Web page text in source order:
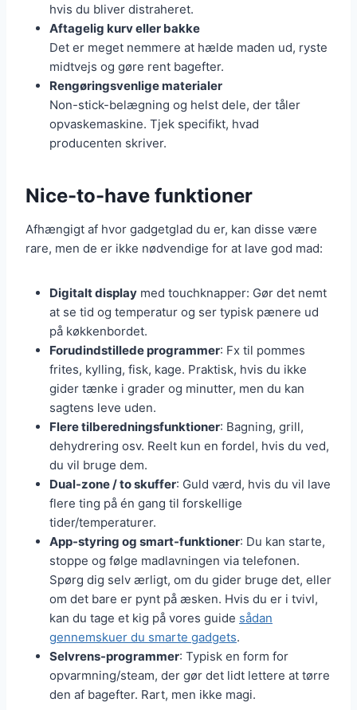
hvis du bliver distraheret.
Aftagelig kurv eller bakke
Det er meget nemmere at hælde maden ud, ryste
midtvejs og gøre rent bagefter.
Rengøringsvenlige materialer
Non-stick-belægning og helst dele, der tåler
opvaskemaskine. Tjek specifikt, hvad
producenten skriver.
Nice-to-have funktioner
Afhængigt af hvor gadgetglad du er, kan disse være
rare, men de er ikke nødvendige for at lave god mad:
Digitalt display med touchknapper: Gør det nemt
at se tid og temperatur og ser typisk pænere ud
på køkkenbordet.
Forudindstillede programmer: Fx til pommes
frites, kylling, fisk, kage. Praktisk, hvis du ikke
gider tænke i grader og minutter, men du kan
sagtens leve uden.
Flere tilberedningsfunktioner: Bagning, grill,
dehydrering osv. Reelt kun en fordel, hvis du ved,
du vil bruge dem.
Dual-zone / to skuffer: Guld værd, hvis du vil lave
flere ting på én gang til forskellige
tider/temperaturer.
App-styring og smart-funktioner: Du kan starte,
stoppe og følge madlavningen via telefonen.
Spørg dig selv ærligt, om du gider bruge det, eller
om det bare er pynt på æsken. Hvis du er i tvivl,
kan du tage et kig på vores guide sådan
gennemskuer du smarte gadgets.
Selvrens-programmer: Typisk en form for
opvarmning/steam, der gør det lidt lettere at tørre
den af bagefter. Rart, men ikke magi.